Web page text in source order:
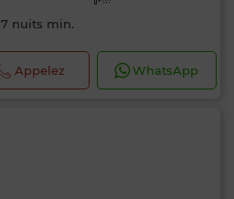
7 nuits min.
Appelez WhatsApp